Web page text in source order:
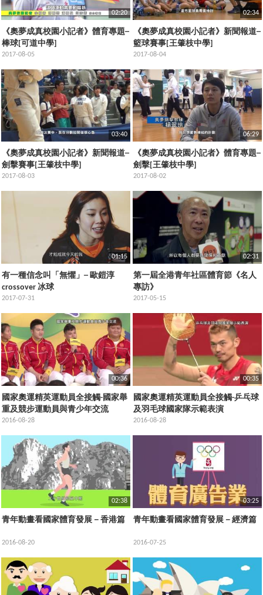
02:20
《奧夢成真校園小記者》體育專題─
棒球[可道中學]
2017-08-05
02:34
《奧夢成真校園小記者》新聞報道─
籃球賽事[王肇枝中學]
2017-08-04
03:40
《奧夢成真校園小記者》新聞報道─
劍擊賽事[王肇枝中學]
2017-08-03
06:29
《奧夢成真校園小記者》體育專題─
劍擊[王肇枝中學]
2017-08-02
01:15
有一種信念叫「無懼」─ 歐鎧淳
crossover 冰球
2017-07-31
02:31
第一屆全港青年社區體育節《名人
專訪》
2017-05-15
00:36
國家奧運精英運動員全接觸-國家舉
重及競步運動員與青少年交流
2016-08-28
00:35
國家奧運精英運動員全接觸-乒乓球
及羽毛球國家隊示範表演
2016-08-28
02:38
青年動畫看國家體育發展－香港篇
2016-08-20
03:25
青年動畫看國家體育發展－經濟篇
2016-07-25